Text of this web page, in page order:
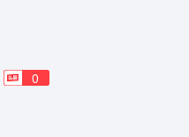
0